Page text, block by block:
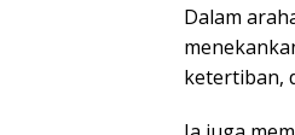
Dalam
ketertiban,